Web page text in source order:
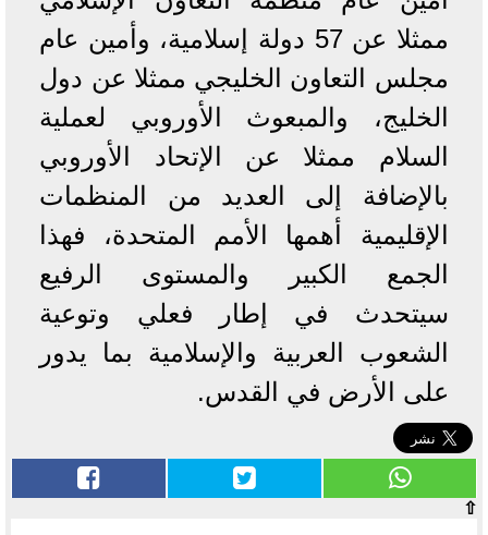
ممثلا عن 57 دولة إسلامية، وأمين عام
مجلس التعاون الخليجي ممثلا عن دول
الخليج، والمبعوث الأوروبي لعملية
السلام ممثلا عن الإتحاد الأوروبي
بالإضافة إلى العديد من المنظمات
الإقليمية أهمها الأمم المتحدة، فهذا
الجمع الكبير والمستوى الرفيع
سيتحدث في إطار فعلي وتوعية
الشعوب العربية والإسلامية بما يدور
على الأرض في القدس.
⇧